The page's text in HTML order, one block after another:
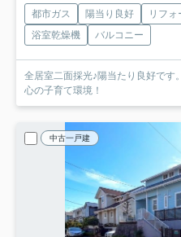
都市ガス 陽当り良好 リフ
浴室乾燥機
バルコニー
全居室二面採光♪陽当たり良好です
心の子育て環境！
中古一戸建